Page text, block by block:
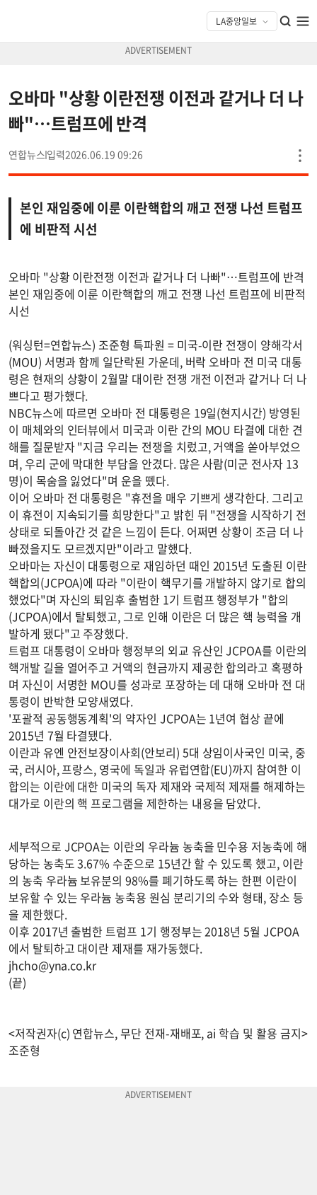
오바마 "상황 이란전쟁 이전과 같거나 더 나
빠"…트럼프에 반격
연합뉴스 2026.06.19 09:26
본인 재임중에 이룬 이란핵합의 깨고 전쟁 나선 트럼프
에 비판적 시선
오바마 "상황 이란전쟁 이전과 같거나 더 나빠"…트럼프에 반격
본인 재임중에 이룬 이란핵합의 깨고 전쟁 나선 트럼프에 비판적
시선
(워싱턴=연합뉴스) 조준형 특파원 = 미국-이란 전쟁이 양해각서
(MOU) 서명과 함께 일단락된 가운데, 버락 오바마 전 미국 대통
령은 현재의 상황이 2월말 대이란 전쟁 개전 이전과 같거나 더 나
쁘다고 평가했다.
NBC뉴스에 따르면 오바마 전 대통령은 19일(현지시간) 방영된
이 매체와의 인터뷰에서 미국과 이란 간의 MOU 타결에 대한 견
해를 질문받자 "지금 우리는 전쟁을 치렀고, 거액을 쏟아부었으
며, 우리 군에 막대한 부담을 안겼다. 많은 사람(미군 전사자 13
명)이 목숨을 잃었다"며 운을 뗐다.
이어 오바마 전 대통령은 "휴전을 매우 기쁘게 생각한다. 그리고
이 휴전이 지속되기를 희망한다"고 밝힌 뒤 "전쟁을 시작하기 전
상태로 되돌아간 것 같은 느낌이 든다. 어쩌면 상황이 조금 더 나
빠졌을지도 모르겠지만"이라고 말했다.
오바마는 자신이 대통령으로 재임하던 때인 2015년 도출된 이란
핵합의(JCPOA)에 따라 "이란이 핵무기를 개발하지 않기로 합의
했었다"며 자신의 퇴임후 출범한 1기 트럼프 행정부가 "합의
(JCPOA)에서 탈퇴했고, 그로 인해 이란은 더 많은 핵 능력을 개
발하게 됐다"고 주장했다.
트럼프 대통령이 오바마 행정부의 외교 유산인 JCPOA를 이란의
핵개발 길을 열어주고 거액의 현금까지 제공한 합의라고 혹평하
며 자신이 서명한 MOU를 성과로 포장하는 데 대해 오바마 전 대
통령이 반박한 모양새였다.
'포괄적 공동행동계획'의 약자인 JCPOA는 1년여 협상 끝에
2015년 7월 타결됐다.
이란과 유엔 안전보장이사회(안보리) 5대 상임이사국인 미국, 중
국, 러시아, 프랑스, 영국에 독일과 유럽연합(EU)까지 참여한 이
합의는 이란에 대한 미국의 독자 제재와 국제적 제재를 해제하는
대가로 이란의 핵 프로그램을 제한하는 내용을 담았다.
세부적으로 JCPOA는 이란의 우라늄 농축을 민수용 저농축에 해
당하는 농축도 3.67% 수준으로 15년간 할 수 있도록 했고, 이란
의 농축 우라늄 보유분의 98%를 폐기하도록 하는 한편 이란이
보유할 수 있는 우라늄 농축용 원심 분리기의 수와 형태, 장소 등
을 제한했다.
이후 2017년 출범한 트럼프 1기 행정부는 2018년 5월 JCPOA
에서 탈퇴하고 대이란 제재를 재가동했다.
jhcho@yna.co.kr
(끝)
<저작권자(c) 연합뉴스, 무단 전재-재배포, ai 학습 및 활용 금지>
조준형